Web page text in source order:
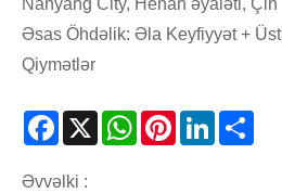
Nanyang City, Henan əyaləti, Çin
Əsas Öhdəlik: Əla Keyfiyyət +
Qiymətlər
Facebook
X WhatsAppPinterestLinkedIn
Əvvəlki :